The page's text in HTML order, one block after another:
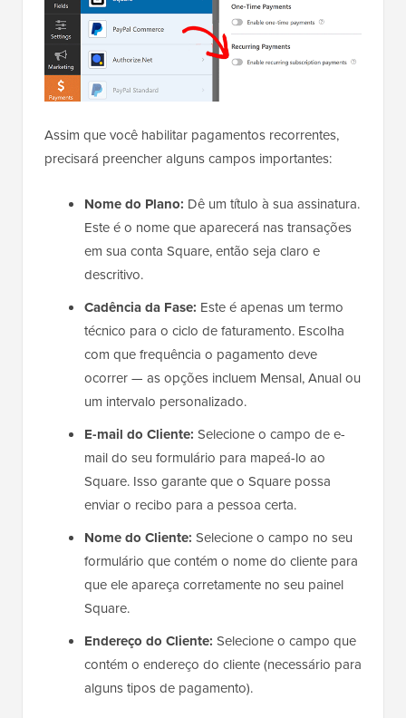
Assim que você habilitar pagamentos recorrentes,
precisará preencher alguns campos importantes:
Nome do Plano: Dê um título à sua assinatura.
Este é o nome que aparecerá nas transações
em sua conta Square, então seja claro e
descritivo.
Cadência da Fase: Este é apenas um termo
técnico para o ciclo de faturamento. Escolha
com que frequência o pagamento deve
ocorrer — as opções incluem Mensal, Anual ou
um intervalo personalizado.
E-mail do Cliente: Selecione o campo de e-
mail do seu formulário para mapeá-lo ao
Square. Isso garante que o Square possa
enviar o recibo para a pessoa certa.
Nome do Cliente: Selecione o campo no seu
formulário que contém o nome do cliente para
que ele apareça corretamente no seu painel
Square.
Endereço do Cliente: Selecione o campo que
contém o endereço do cliente (necessário para
alguns tipos de pagamento).